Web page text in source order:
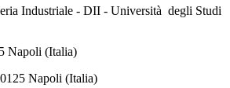
Industriale - DII - Università degli Studi
Napoli (Italia)
Napoli (Italia)